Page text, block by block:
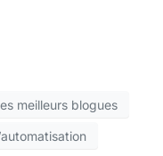
meilleurs blogues